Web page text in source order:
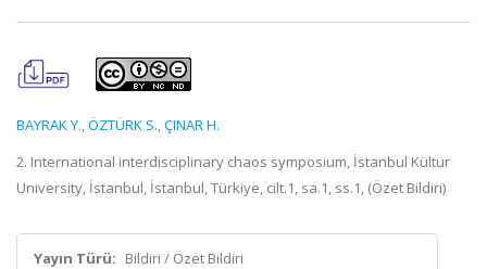
BAYRAK Y.,ÖZTÜRK S.,ÇINAR H.
2. International interdisciplinary chaos symposium, İstanbul Kültür
University, İstanbul, İstanbul, Türkiye, cilt.1, sa.1, ss.1, (Özet Bildiri)
Yayın Türü: Bildiri / Özet Bildiri